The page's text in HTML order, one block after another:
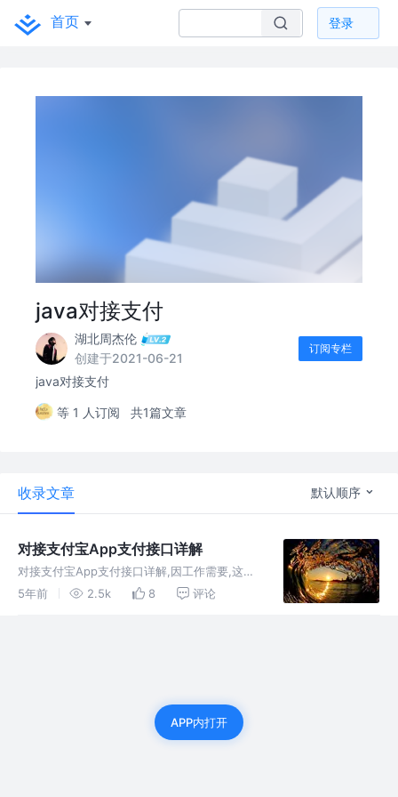
首页 登录
java对接支付
湖北周杰伦
创建于2021-06-21
订阅专栏
java对接支付
等 1 人订阅 共1篇文章
收录文章 默认顺序
对接支付宝App支付接口详解
对接支付宝App支付接口详解,因工作需要,这几
天摸索了很久,网上查找的资料大多不齐全,不详
5年前 2.5k 8 评论
APP内打开